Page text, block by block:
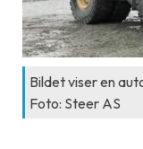
Bildet viser en
Foto: Steer AS